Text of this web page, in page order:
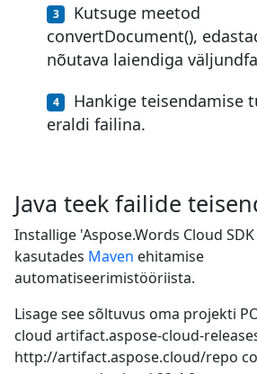
Kutsuge meetod
convertDocument(),
nõutava laiendiga
Hankige teisendamise
eraldi failina.
Java teek failide
Installige 'Aspose.Words Cloud SDK
kasutades Maven ehitamise
automatiseerimistööriista.
Lisage see sõltuvus oma projekti
cloud artifact.aspose-cloud-
http://artifact.aspose.cloud/repo